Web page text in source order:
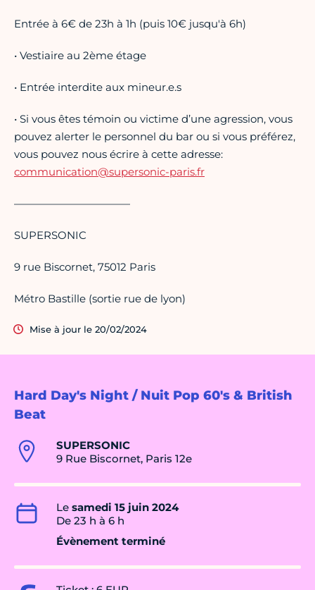
Hard Day's Night / Nuit Pop 60's & British
Beat
SUPERSONIC
9 Rue Biscornet, Paris 12e
Le samedi 15 juin 2024
De 23 h à 6 h
Évènement terminé
Entrée à 6€ de 23h à 1h (puis 10€ jusqu'à 6h)
• Vestiaire au 2ème étage
• Entrée interdite aux mineur.e.s
• Si vous êtes témoin ou victime d’une agression, vous
pouvez alerter le personnel du bar ou si vous préférez,
vous pouvez nous écrire à cette adresse:
communication@supersonic-paris.fr
———————————
SUPERSONIC
9 rue Biscornet, 75012 Paris
Métro Bastille (sortie rue de lyon)
Mise à jour le 20/02/2024